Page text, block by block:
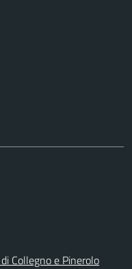
Collegno e Pinerolo